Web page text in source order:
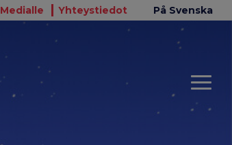
Medialle Yhteystiedot På Svenska